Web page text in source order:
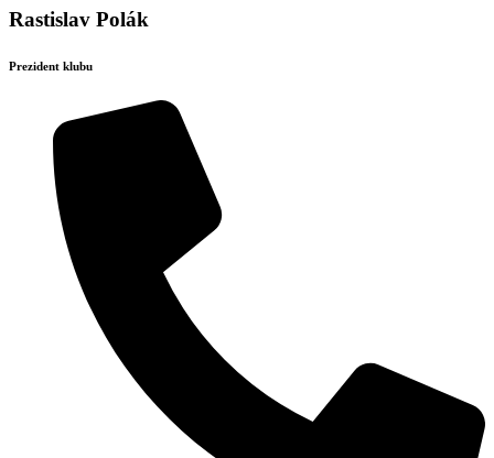
Rastislav Polák
Prezident klubu